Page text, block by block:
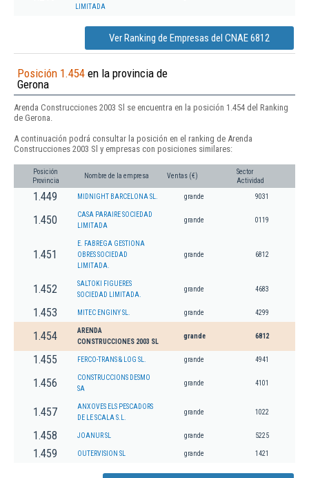
LIMITADA
Ver Ranking de Empresas del CNAE 6812
Posición 1.454 en la provincia de
Gerona
Arenda Construcciones 2003 Sl se encuentra en la posición 1.454 del Ranking
de Gerona.
A continuación podrá consultar la posición en el ranking de Arenda
Construcciones 2003 Sl y empresas con posiciones similares:
Posición
Provincia
Nombre de la empresa Ventas (€)
Sector
Actividad
1.449 MIDNIGHT BARCELONA SL. grande 9031
1.450
CASA PARAIRE SOCIEDAD
LIMITADA
grande 0119
1.451
E. FABREGA GESTIONA
OBRES SOCIEDAD
LIMITADA.
grande 6812
1.452
SALTOKI FIGUERES
SOCIEDAD LIMITADA.
grande 4683
1.453 MITEC ENGINY SL. grande 4299
1.454
ARENDA
CONSTRUCCIONES 2003 SL
grande 6812
1.455 FERCO-TRANS & LOG SL. grande 4941
1.456
CONSTRUCCIONS DESMO
SA
grande 4101
1.457
ANXOVES ELS PESCADORS
DE LE SCALA S.L.
grande 1022
1.458 JOANUR SL grande 5225
1.459 OUTERVISION SL grande 1421